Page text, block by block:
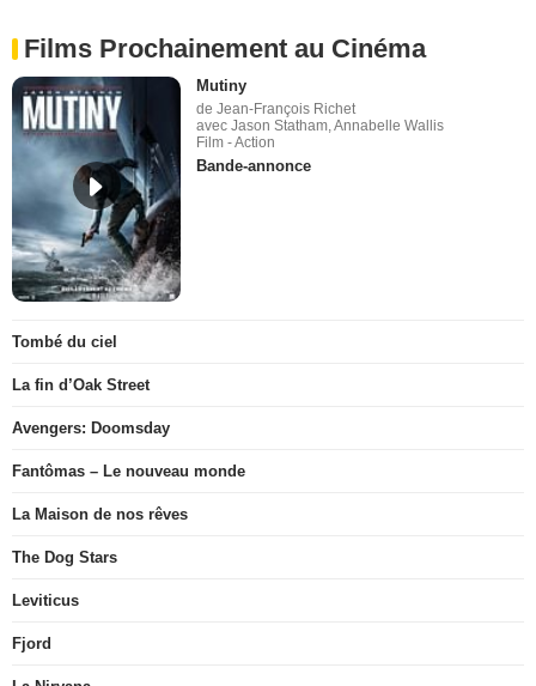
Films Prochainement au Cinéma
Mutiny
de Jean-François Richet
avec Jason Statham, Annabelle Wallis
Film - Action
Bande-annonce
Tombé du ciel
La fin d’Oak Street
Avengers: Doomsday
Fantômas – Le nouveau monde
La Maison de nos rêves
The Dog Stars
Leviticus
Fjord